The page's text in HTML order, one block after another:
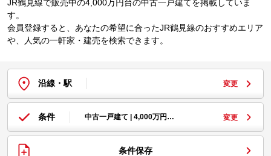
JR鶴見線で販売中の4,000万円台の中古一戸建てを掲載していま
す。
会員登録すると、あなたの希望に合ったJR鶴見線のおすすめエリア
や、人気の一軒家・建売を検索できます。
沿線・駅 変更
条件 中古一戸建て | 4,000万円… 変更
条件保存